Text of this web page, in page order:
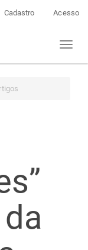
Cadastro Acesso
Toggle